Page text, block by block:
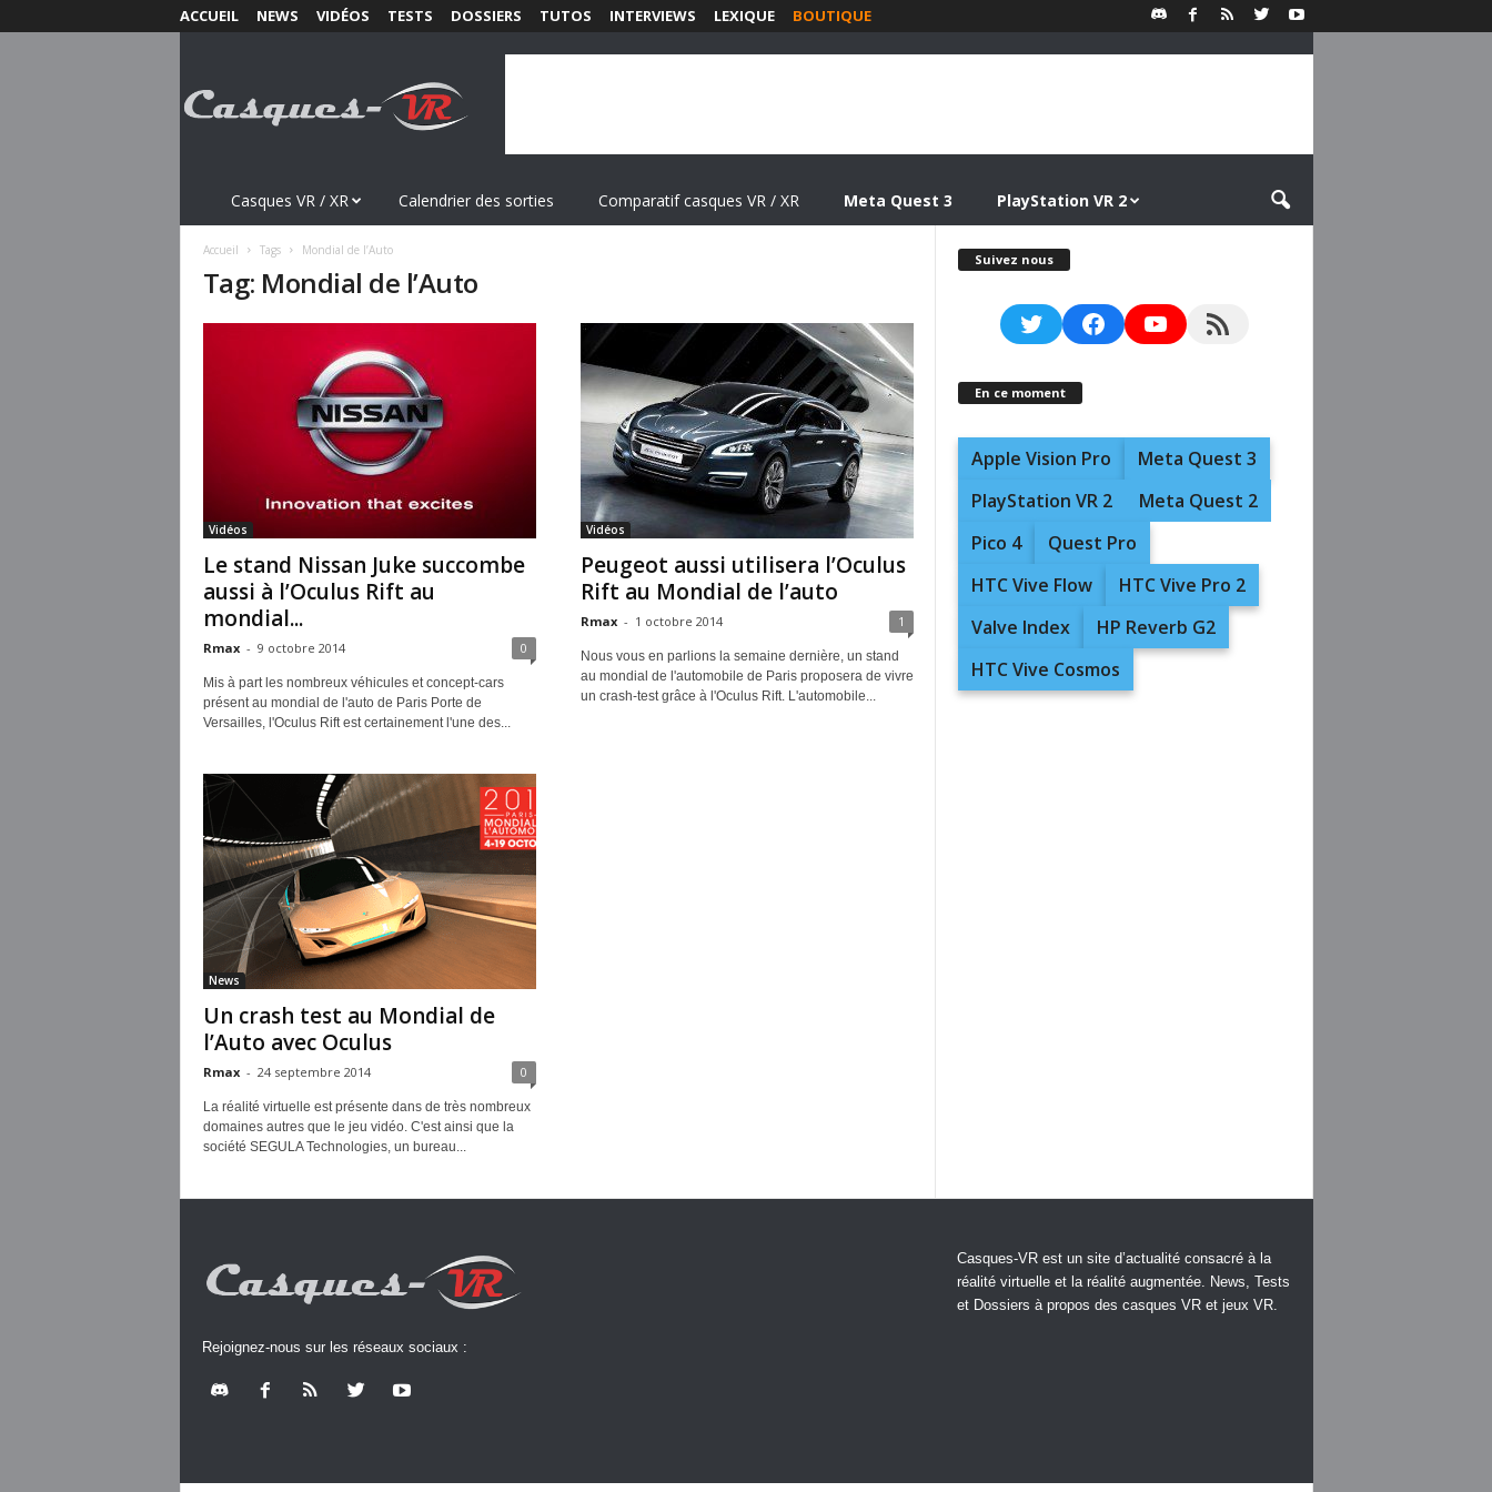
ACCUEIL NEWS VIDÉOS TESTS DOSSIERS TUTOS INTERVIEWS LEXIQUE BOUTIQUE
s
Casques VR / XR Calendrier des sorties Comparatif casques VR / XR Meta Quest 3 PlayStation VR 2
Accueil Tags Mondial de l’Auto
Tag: Mondial de l’Auto
Vidéos
Le stand Nissan Juke succombe
aussi à l’Oculus Rift au
mondial...
Rmax - 9 octobre 2014 0
Mis à part les nombreux véhicules et concept-cars
présent au mondial de l'auto de Paris Porte de
Versailles, l'Oculus Rift est certainement l'une des...
Vidéos
Peugeot aussi utilisera l’Oculus
Rift au Mondial de l’auto
Rmax - 1 octobre 2014 1
Nous vous en parlions la semaine dernière, un stand
au mondial de l'automobile de Paris proposera de vivre
un crash-test grâce à l'Oculus Rift. L'automobile...
News
Un crash test au Mondial de
l’Auto avec Oculus
Rmax - 24 septembre 2014 0
La réalité virtuelle est présente dans de très nombreux
domaines autres que le jeu vidéo. C'est ainsi que la
société SEGULA Technologies, un bureau...
Suivez nous
TwitterFacebookYouTubeRSS Feed
En ce moment
Apple Vision Pro
Meta Quest 3
PlayStation VR 2
Meta Quest 2
Pico 4
Quest Pro
HTC Vive Flow
HTC Vive Pro 2
Valve Index
HP Reverb G2
HTC Vive Cosmos
Rejoignez-nous sur les réseaux sociaux :
Casques-VR est un site d’actualité consacré à la
réalité virtuelle et la réalité augmentée. News, Tests
et Dossiers à propos des casques VR et jeux VR.